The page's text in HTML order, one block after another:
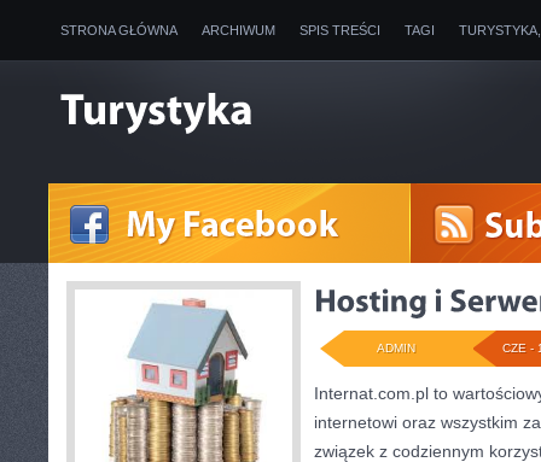
STRONA GŁÓWNA ARCHIWUM SPIS TREŚCI TAGI
CZE -
ADMIN
Internat.com.pl to
internetowi oraz wszystkim
związek z codziennym